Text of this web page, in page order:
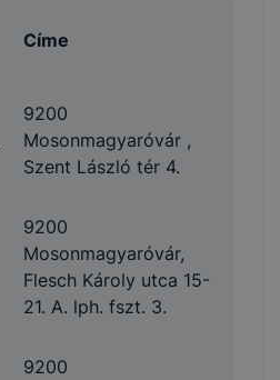
Címe
9200
Mosonmagyaróvár ,
Szent László tér 4.
9200
Mosonmagyaróvár,
Flesch Károly utca 15-
21. A. lph. fszt. 3.
9200